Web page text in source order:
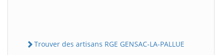
Trouver des artisans RGE GENSAC-LA-PALLUE